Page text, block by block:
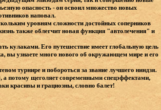
опасность - он освоил множество новых
наповал.
уровням сложности достойных соперников
также облегчит новая функция "автолечения" и
кулаками. Его путешествие имеет глобальную цель
вы узнаете много нового об окружающем мире и его
турнире и побороться за звание лучшего ниндзя.
потому щеголяет современными спецэффектами,
красивы и грациозны, словно балет!